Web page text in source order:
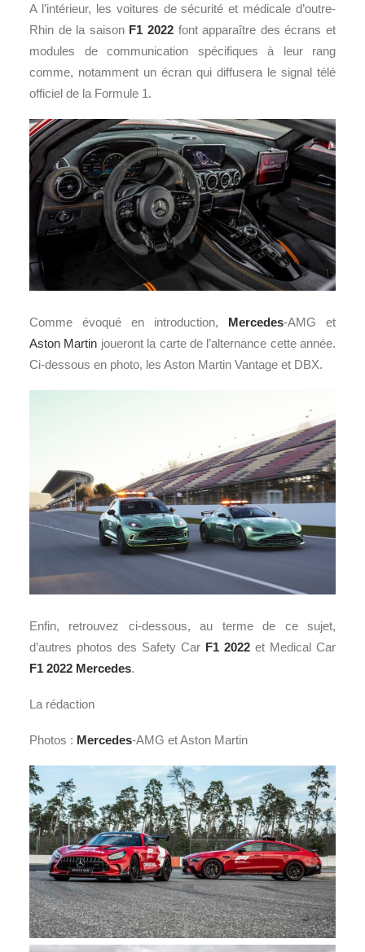
A l’intérieur, les voitures de sécurité et médicale d’outre-
Rhin de la saison F1 2022 font apparaître des écrans et
modules de communication spécifiques à leur rang
comme, notamment un écran qui diffusera le signal télé
officiel de la Formule 1.
Comme évoqué en introduction, Mercedes-AMG et
Aston Martin joueront la carte de l’alternance cette année.
Ci-dessous en photo, les Aston Martin Vantage et DBX.
Enfin, retrouvez ci-dessous, au terme de ce sujet,
d’autres photos des Safety Car F1 2022 et Medical Car
F1 2022 Mercedes.
La rédaction
Photos : Mercedes-AMG et Aston Martin